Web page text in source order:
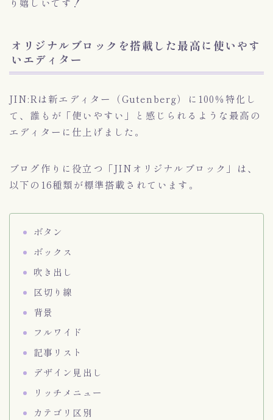
オリジナルブロックを搭載した最高に使いやす
いエディター
JIN:Rは新エディター（Gutenberg）に100％特化し
て、誰もが「使いやすい」と感じられるような最高の
エディターに仕上げました。
ブログ作りに役立つ「JINオリジナルブロック」は、
以下の16種類が標準搭載されています。
ボタン
ボックス
吹き出し
区切り線
背景
フルワイド
記事リスト
デザイン見出し
リッチメニュー
カテゴリ区別